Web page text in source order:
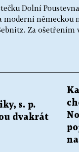
Dolní
moderní německou
Za ošetřením
s. p.
dvakrát